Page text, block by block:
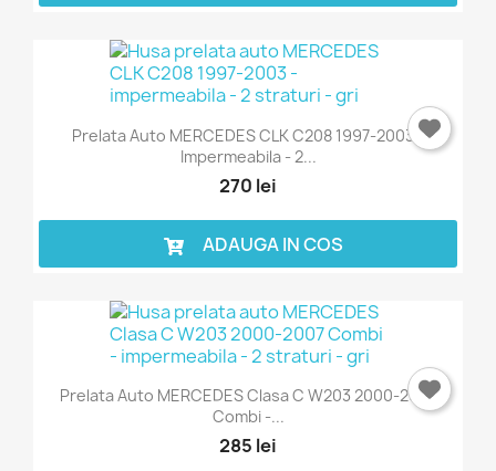
Prelata Auto MERCEDES CLK C208 1997-2003 -
Impermeabila - 2...
270 lei
ADAUGA IN COS
Prelata Auto MERCEDES Clasa C W203 2000-2007
Combi -...
285 lei